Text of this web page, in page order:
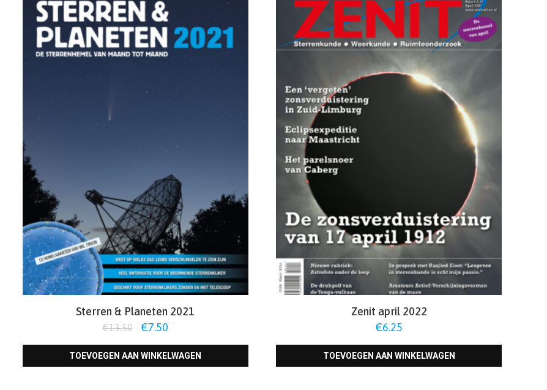
Sterren & Planeten 2021
€13.50
Oorspronkelijke
prijs
was:
€7.50Huidige
prijs
is:
TOEVOEGEN AAN WINKELWAGEN
Zenit april 2022
€6.25
TOEVOEGEN AAN WINKELWAGEN